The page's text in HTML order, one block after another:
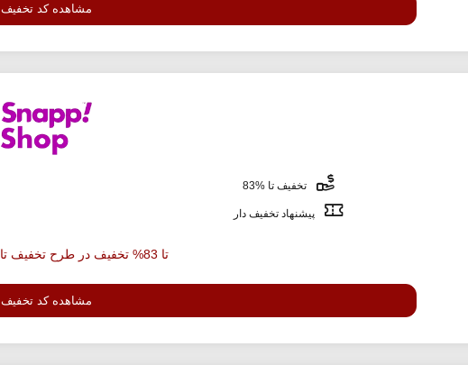
مشاهده کد تخفیف
تخفیف تا %83
پیشنهاد تخفیف دار
تا 83% تخفیف در طرح تخفیف تایم اسنپ شاپ
مشاهده کد تخفیف